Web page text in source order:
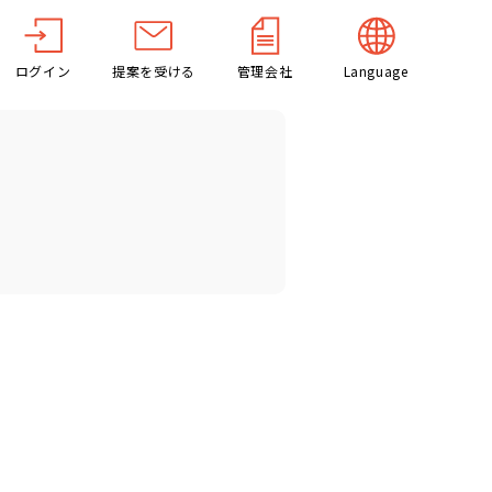
ログイン 提案を受ける 管理会社 Language